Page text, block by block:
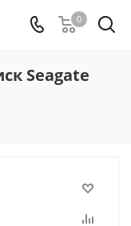
0
Seagate